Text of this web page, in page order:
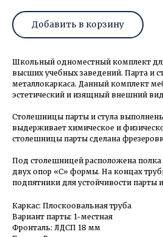
Добавить в корзину
Школьный одноместный комплект
высших учебных заведений. Парта и
металлокаркаса. Данный комплект
эстетический и изящный внешний
Столешницы парты и стула
выдерживает химическое и
столешницы парты сделана
Под столешницей расположена полка
двух опор «С» формы. На концах
подпятники для устойчивости парты и
Каркас: Плоскоовальная труба
Вариант парты: 1-местная
Фронталь: ЛДСП 18 мм